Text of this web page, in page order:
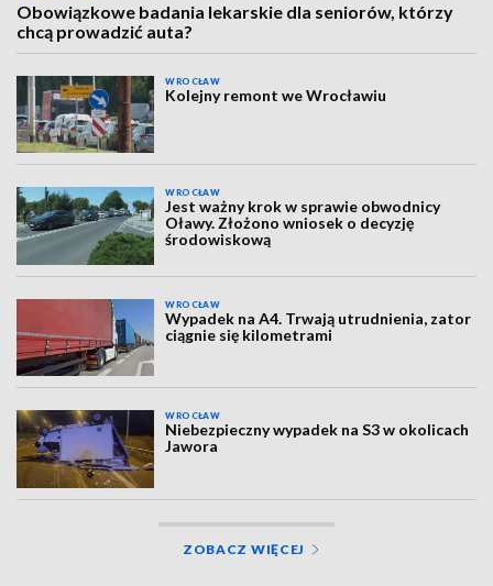
Obowiązkowe badania lekarskie dla seniorów, którzy
chcą prowadzić auta?
WROCŁAW
Kolejny remont we Wrocławiu
WROCŁAW
Jest ważny krok w sprawie obwodnicy
Oławy. Złożono wniosek o decyzję
środowiskową
WROCŁAW
Wypadek na A4. Trwają utrudnienia, zator
ciągnie się kilometrami
WROCŁAW
Niebezpieczny wypadek na S3 w okolicach
Jawora
ZOBACZ WIĘCEJ